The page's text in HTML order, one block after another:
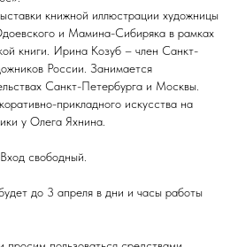
книжной иллюстрации художницы
и Мамина-Сибиряка в рамках
книги. Ирина Козуб – член Санкт-
России. Занимается
Санкт-Петербурга и Москвы.
прикладного искусства на
у Олега Яхнина.
свободный.
до 3 апреля в дни и часы работы